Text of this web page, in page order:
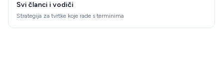
Svi članci i vodiči
Strategija za tvrtke koje rade s terminima